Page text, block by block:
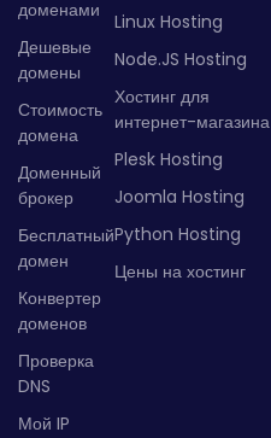
доменами
Дешевые
домены
Стоимость
домена
Доменный
брокер
Бесплатный
домен
Конвертер
доменов
Проверка
DNS
Мой IP
Linux Hosting
Node.JS Hosting
Хостинг для
интернет-магазина
Plesk Hosting
Joomla Hosting
Python Hosting
Цены на хостинг